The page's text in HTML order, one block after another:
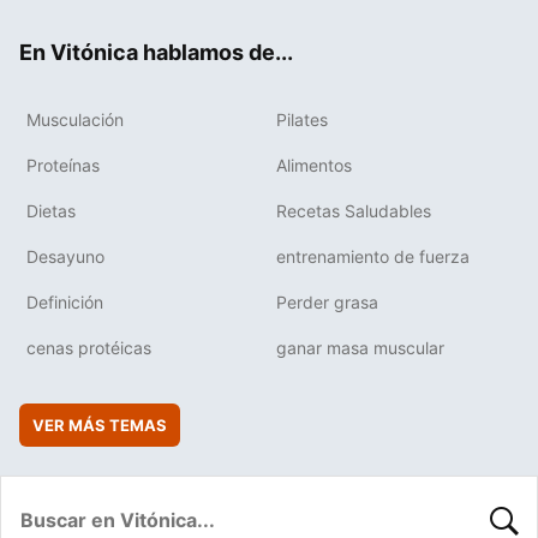
En Vitónica hablamos de...
Musculación Pilates
Proteínas Alimentos
Dietas Recetas Saludables
Desayuno entrenamiento de fuerza
Definición Perder grasa
cenas protéicas ganar masa muscular
VER MÁS TEMAS